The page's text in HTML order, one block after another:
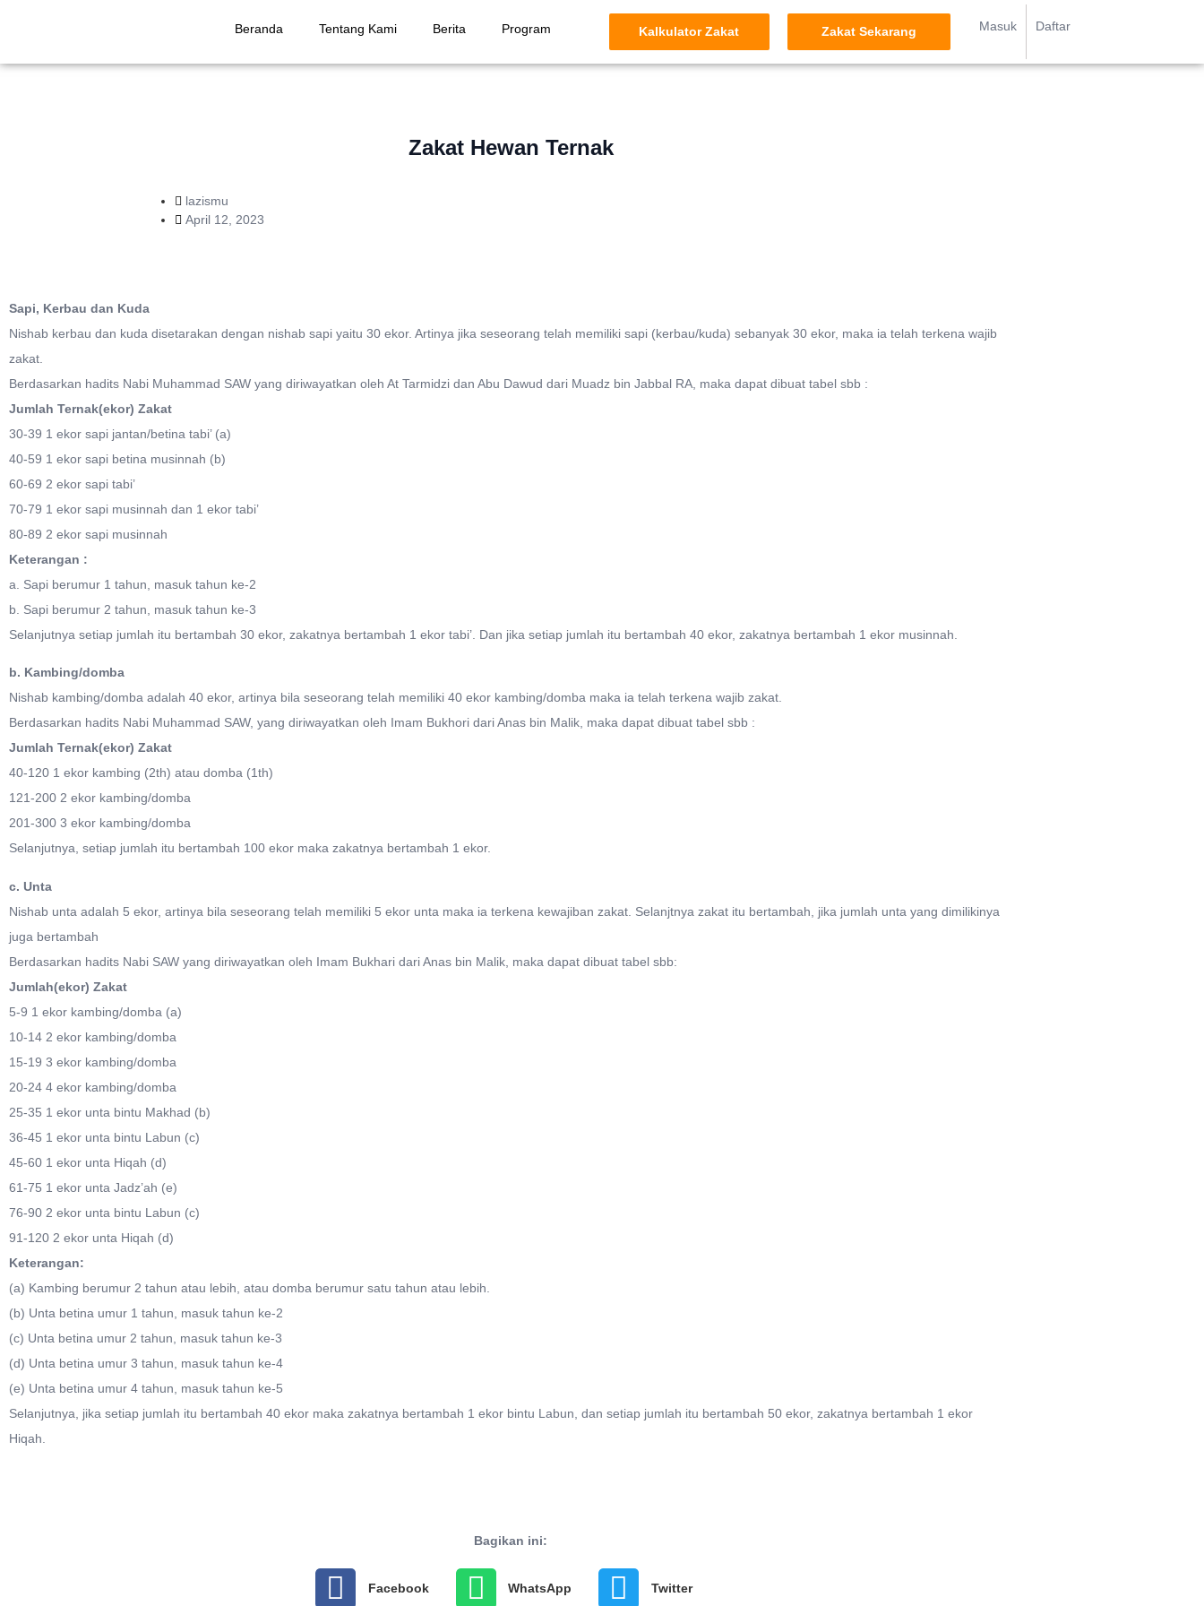
Beranda Tentang Kami Berita Program Kalkulator Zakat Zakat Sekarang Masuk Daftar
Zakat Hewan Ternak
lazismu
April 12, 2023
Sapi, Kerbau dan Kuda
Nishab kerbau dan kuda disetarakan dengan nishab sapi yaitu 30 ekor. Artinya jika seseorang telah memiliki sapi (kerbau/kuda) sebanyak 30 ekor, maka ia telah terkena wajib
zakat.
Berdasarkan hadits Nabi Muhammad SAW yang diriwayatkan oleh At Tarmidzi dan Abu Dawud dari Muadz bin Jabbal RA, maka dapat dibuat tabel sbb :
Jumlah Ternak(ekor) Zakat
30-39 1 ekor sapi jantan/betina tabi’ (a)
40-59 1 ekor sapi betina musinnah (b)
60-69 2 ekor sapi tabi’
70-79 1 ekor sapi musinnah dan 1 ekor tabi’
80-89 2 ekor sapi musinnah
Keterangan :
a. Sapi berumur 1 tahun, masuk tahun ke-2
b. Sapi berumur 2 tahun, masuk tahun ke-3
Selanjutnya setiap jumlah itu bertambah 30 ekor, zakatnya bertambah 1 ekor tabi’. Dan jika setiap jumlah itu bertambah 40 ekor, zakatnya bertambah 1 ekor musinnah.
b. Kambing/domba
Nishab kambing/domba adalah 40 ekor, artinya bila seseorang telah memiliki 40 ekor kambing/domba maka ia telah terkena wajib zakat.
Berdasarkan hadits Nabi Muhammad SAW, yang diriwayatkan oleh Imam Bukhori dari Anas bin Malik, maka dapat dibuat tabel sbb :
Jumlah Ternak(ekor) Zakat
40-120 1 ekor kambing (2th) atau domba (1th)
121-200 2 ekor kambing/domba
201-300 3 ekor kambing/domba
Selanjutnya, setiap jumlah itu bertambah 100 ekor maka zakatnya bertambah 1 ekor.
c. Unta
Nishab unta adalah 5 ekor, artinya bila seseorang telah memiliki 5 ekor unta maka ia terkena kewajiban zakat. Selanjtnya zakat itu bertambah, jika jumlah unta yang dimilikinya
juga bertambah
Berdasarkan hadits Nabi SAW yang diriwayatkan oleh Imam Bukhari dari Anas bin Malik, maka dapat dibuat tabel sbb:
Jumlah(ekor) Zakat
5-9 1 ekor kambing/domba (a)
10-14 2 ekor kambing/domba
15-19 3 ekor kambing/domba
20-24 4 ekor kambing/domba
25-35 1 ekor unta bintu Makhad (b)
36-45 1 ekor unta bintu Labun (c)
45-60 1 ekor unta Hiqah (d)
61-75 1 ekor unta Jadz’ah (e)
76-90 2 ekor unta bintu Labun (c)
91-120 2 ekor unta Hiqah (d)
Keterangan:
(a) Kambing berumur 2 tahun atau lebih, atau domba berumur satu tahun atau lebih.
(b) Unta betina umur 1 tahun, masuk tahun ke-2
(c) Unta betina umur 2 tahun, masuk tahun ke-3
(d) Unta betina umur 3 tahun, masuk tahun ke-4
(e) Unta betina umur 4 tahun, masuk tahun ke-5
Selanjutnya, jika setiap jumlah itu bertambah 40 ekor maka zakatnya bertambah 1 ekor bintu Labun, dan setiap jumlah itu bertambah 50 ekor, zakatnya bertambah 1 ekor
Hiqah.
Bagikan ini:
Facebook WhatsApp Twitter